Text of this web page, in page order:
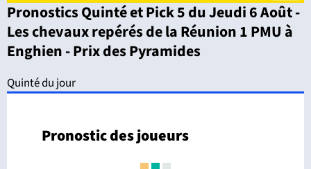
Pronostics Quinté et Pick 5 du Jeudi 6 Août -
Les chevaux repérés de la Réunion 1 PMU à
Enghien - Prix des Pyramides
Quinté du jour
Pronostic des joueurs